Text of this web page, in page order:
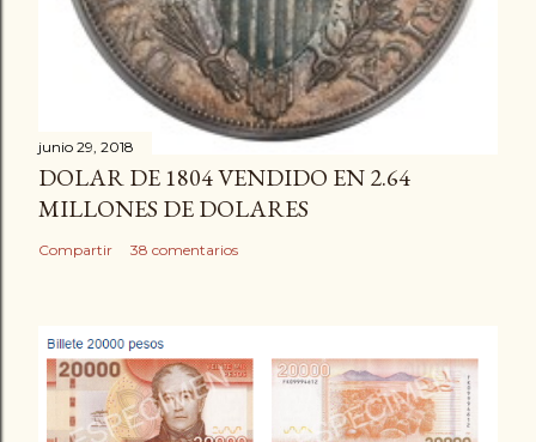
junio 29, 2018
DOLAR DE 1804 VENDIDO EN 2.64
MILLONES DE DOLARES
Compartir 38 comentarios